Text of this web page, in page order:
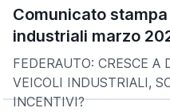
Comunicato
industriali marzo
FEDERAUTO: CRESCE A
VEICOLI INDUSTRIALI,
INCENTIVI?